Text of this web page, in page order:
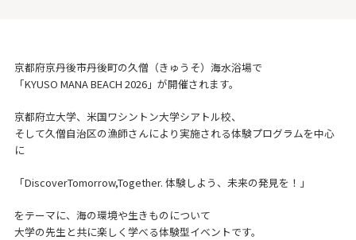
京都府京丹後市丹後町の久僧（きゅうそ）海水浴場で
「KYUSO MANA BEACH 2026」が開催されます。
京都府立大学、米国ワシントン大学シアトル校、
そして久僧自治区の漁師さんにより実施される体験プログラムを中心
に
「DiscoverTomorrow,Together. 体験しよう、未来の発見を！」
をテーマに、海の環境や生きものについて
大学の先生と共に楽しく学べる体験型イベントです。